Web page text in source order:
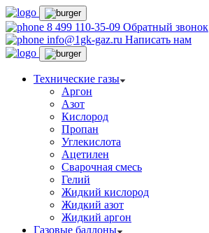
8 499 110-35-09 Обратный звонок
info@1gk-gaz.ru Написать нам
Технические газы
Аргон
Азот
Кислород
Пропан
Углекислота
Ацетилен
Сварочная смесь
Гелий
Жидкий кислород
Жидкий азот
Жидкий аргон
Газовые баллоны